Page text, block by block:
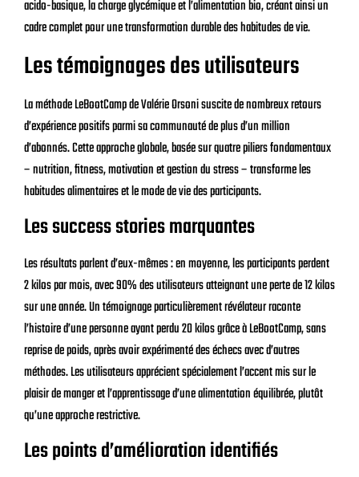
acido-basique, la charge glycémique et l’alimentation bio, créant ainsi un
cadre complet pour une transformation durable des habitudes de vie.
Les témoignages des utilisateurs
La méthode LeBootCamp de Valérie Orsoni suscite de nombreux retours
d’expérience positifs parmi sa communauté de plus d’un million
d’abonnés. Cette approche globale, basée sur quatre piliers fondamentaux
– nutrition, fitness, motivation et gestion du stress – transforme les
habitudes alimentaires et le mode de vie des participants.
Les success stories marquantes
Les résultats parlent d’eux-mêmes : en moyenne, les participants perdent
2 kilos par mois, avec 90% des utilisateurs atteignant une perte de 12 kilos
sur une année. Un témoignage particulièrement révélateur raconte
l’histoire d’une personne ayant perdu 20 kilos grâce à LeBootCamp, sans
reprise de poids, après avoir expérimenté des échecs avec d’autres
méthodes. Les utilisateurs apprécient spécialement l’accent mis sur le
plaisir de manger et l’apprentissage d’une alimentation équilibrée, plutôt
qu’une approche restrictive.
Les points d’amélioration identifiés